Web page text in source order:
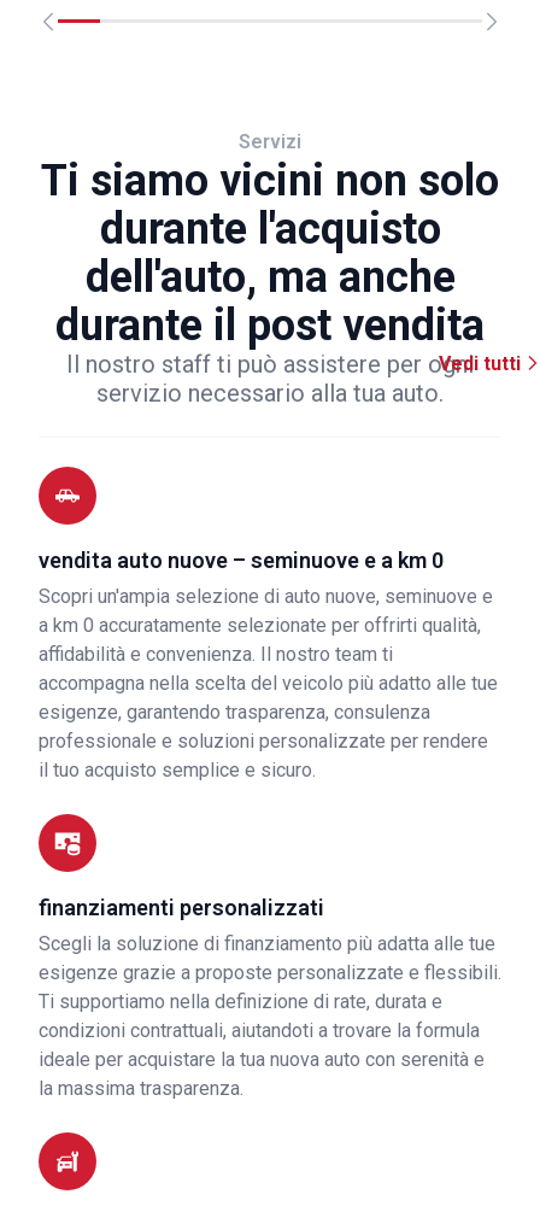
Servizi
Ti siamo vicini non solo
durante l'acquisto
dell'auto, ma anche
durante il post vendita
Il nostro staff ti può assistere per ogni
servizio necessario alla tua auto.
Vedi tutti
vendita auto nuove – seminuove e a km 0
Scopri un'ampia selezione di auto nuove, seminuove e
a km 0 accuratamente selezionate per offrirti qualità,
affidabilità e convenienza. Il nostro team ti
accompagna nella scelta del veicolo più adatto alle tue
esigenze, garantendo trasparenza, consulenza
professionale e soluzioni personalizzate per rendere
il tuo acquisto semplice e sicuro.
finanziamenti personalizzati
Scegli la soluzione di finanziamento più adatta alle tue
esigenze grazie a proposte personalizzate e flessibili.
Ti supportiamo nella definizione di rate, durata e
condizioni contrattuali, aiutandoti a trovare la formula
ideale per acquistare la tua nuova auto con serenità e
la massima trasparenza.